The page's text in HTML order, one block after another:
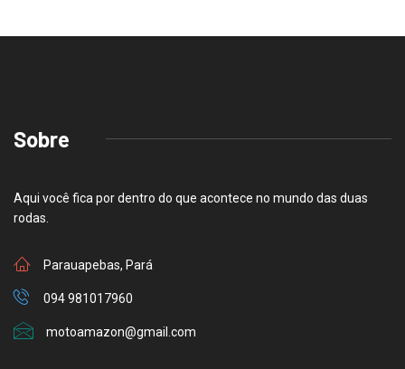
Sobre
Aqui você fica por dentro do que acontece no mundo das duas
rodas.
Parauapebas, Pará
094 981017960
motoamazon@gmail.com